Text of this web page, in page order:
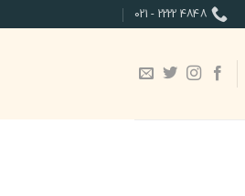
4848 2222 - 021